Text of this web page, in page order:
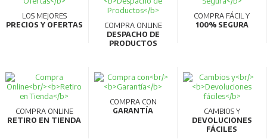
LOS MEJORES
PRECIOS Y OFERTAS
COMPRA ONLINE
DESPACHO DE
PRODUCTOS
COMPRA FÁCIL Y
100% SEGURA
COMPRA ONLINE
RETIRO EN TIENDA
COMPRA CON
GARANTÍA
CAMBIOS Y
DEVOLUCIONES
FÁCILES